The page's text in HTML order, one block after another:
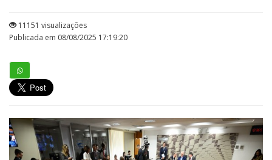
11151 visualizações
Publicada em 08/08/2025 17:19:20